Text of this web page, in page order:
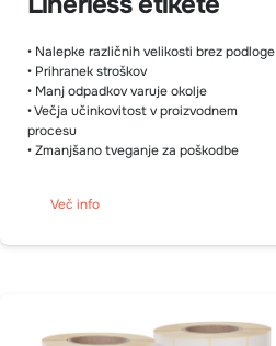
• Nalepke različnih velikosti brez podloge
• Prihranek stroškov
• Manj odpadkov varuje okolje
• Večja učinkovitost v proizvodnem
procesu
• Zmanjšano tveganje za poškodbe
Več info